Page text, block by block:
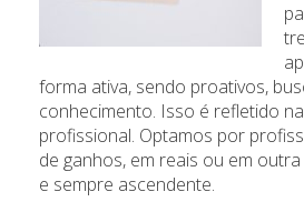
forma ativa, sendo proativos,
conhecimento. Isso é refletido
profissional. Optamos por
de ganhos, em reais ou em
e sempre ascendente.